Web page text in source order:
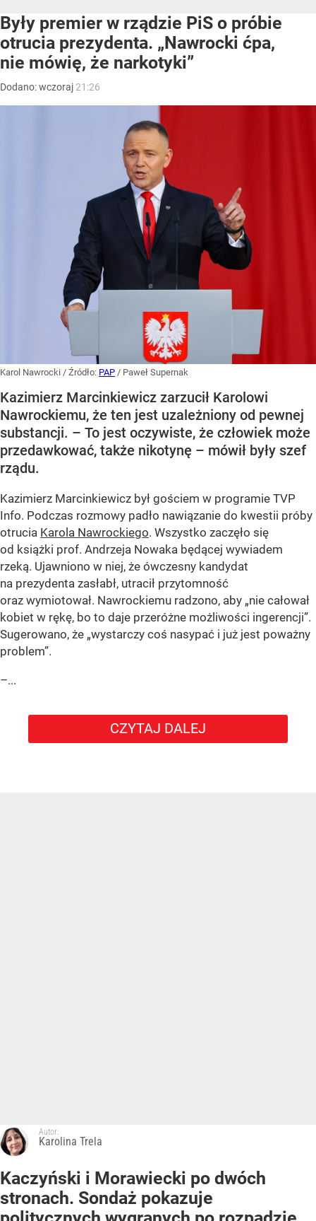
Były premier w rządzie PiS o próbie
otrucia prezydenta. „Nawrocki ćpa,
nie mówię, że narkotyki”
Dodano:wczoraj 21:26
Karol Nawrocki / Źródło: PAP / Paweł Supernak
Kazimierz Marcinkiewicz zarzucił Karolowi
Nawrockiemu, że ten jest uzależniony od pewnej
substancji. – To jest oczywiste, że człowiek może
przedawkować, także nikotynę – mówił były szef
rządu.
Kazimierz Marcinkiewicz był gościem w programie TVP
Info. Podczas rozmowy padło nawiązanie do kwestii próby
otrucia Karola Nawrockiego. Wszystko zaczęło się
od książki prof. Andrzeja Nowaka będącej wywiadem
rzeką. Ujawniono w niej, że ówczesny kandydat
na prezydenta zasłabł, utracił przytomność
oraz wymiotował. Nawrockiemu radzono, aby „nie całował
kobiet w rękę, bo to daje przeróżne możliwości ingerencji”.
Sugerowano, że „wystarczy coś nasypać i już jest poważny
problem”.
–...
CZYTAJ DALEJ
Autor:
Karolina Trela
Kaczyński i Morawiecki po dwóch
stronach. Sondaż pokazuje